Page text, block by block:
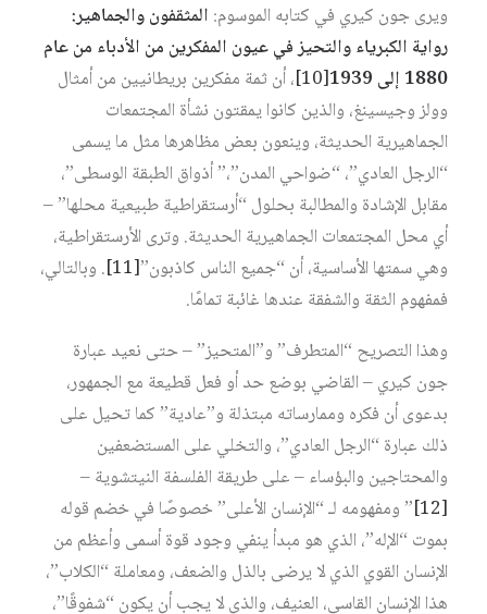
ويرى جون كيري في كتابه الموسوم: المثقفون والجماهير:
رواية الكبرياء والتحيز في عيون المفكرين من الأدباء من عام
1880 إلى 1939
[10]
، أن ثمة مفكرين بريطانيين من أمثال
وولز وجيسينغ، والذين كانوا يمقتون نشأة المجتمعات
الجماهيرية الحديثة، وينعون بعض مظاهرها مثل ما يسمى
“الرجل العادي”، “ضواحي المدن”،” أذواق الطبقة الوسطى”،
مقابل الإشادة والمطالبة بحلول “أرستقراطية طبيعية محلها” –
أي محل المجتمعات الجماهيرية الحديثة. وترى الأرستقراطية،
وهي سمتها الأساسية، أن “جميع الناس كاذبون”[11]
. وبالتالي،
فمفهوم الثقة والشفقة عندها غائبة تمامًا.
وهذا التصريح “المتطرف” و”المتحيز” – حتى نعيد عبارة
جون كيري – القاضي بوضع حد أو فعل قطيعة مع الجمهور،
بدعوى أن فكره وممارساته مبتذلة و”عادية” كما تحيل على
ذلك عبارة “الرجل العادي”، والتخلي على المستضعفين
والمحتاجين والبؤساء – على طريقة الفلسفة النيتشوية –
[12]
” ومفهومه لـ “الإنسان الأعلى” خصوصًا في خضم قوله
بموت “الإله”، الذي هو مبدأ ينفي وجود قوة أسمى وأعظم من
الإنسان القوي الذي لا يرضى بالذل والضعف، ومعاملة “الكلاب”،
هذا الإنسان القاسي، العنيف، والذي لا يجب أن يكون “شفوقًا”،